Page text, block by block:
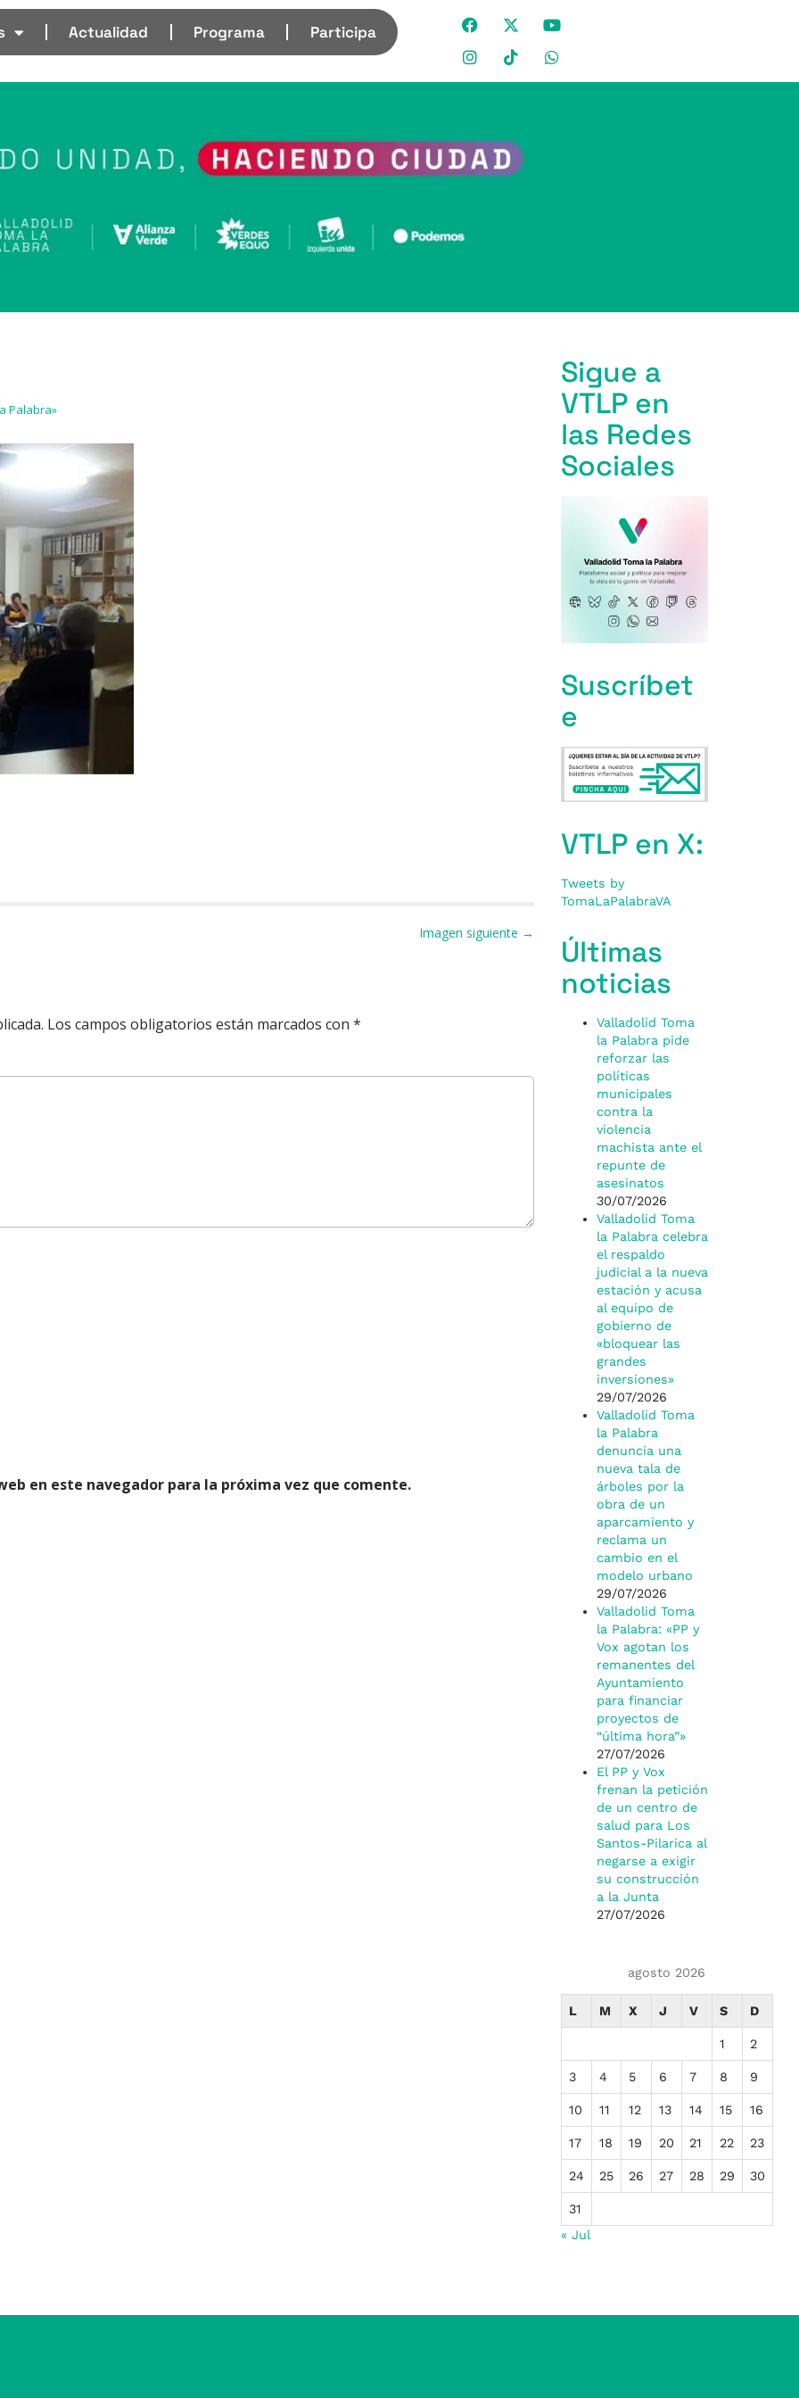
Actualidad Programa Participa
Palabra»
Imagen siguiente →
Los campos obligatorios están marcados con *
en este navegador para la próxima vez que comente.
Sigue a
VTLP en
las Redes
Sociales
Suscríbet
e
VTLP en X:
Tweets by
TomaLaPalabraVA
Últimas
noticias
Valladolid Toma
la Palabra pide
reforzar las
políticas
municipales
contra la
violencia
machista ante el
repunte de
asesinatos
30/07/2026
Valladolid Toma
la Palabra celebra
el respaldo
judicial a la nueva
estación y acusa
al equipo de
gobierno de
«bloquear las
grandes
inversiones»
29/07/2026
Valladolid Toma
la Palabra
denuncia una
nueva tala de
árboles por la
obra de un
aparcamiento y
reclama un
cambio en el
modelo urbano
29/07/2026
Valladolid Toma
la Palabra: «PP y
Vox agotan los
remanentes del
Ayuntamiento
para financiar
proyectos de
“última hora”»
27/07/2026
El PP y Vox
frenan la petición
de un centro de
salud para Los
Santos-Pilarica al
negarse a exigir
su construcción
a la Junta
27/07/2026
agosto 2026
L M X J V S D
1 2
3 4 5 6 7 8 9
10 11 12 13 14 15 16
17 18 19 20 21 22 23
24 25 26 27 28 29 30
31
« Jul